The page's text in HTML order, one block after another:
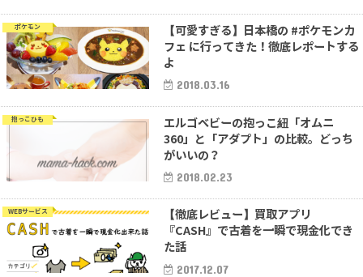
ポケモン
【可愛すぎる】日本橋の #ポケモンカ
フェ に行ってきた！徹底レポートする
よ
2018.03.16
抱っこひも
エルゴベビーの抱っこ紐「オムニ
360」と「アダプト」の比較。どっち
がいいの？
2018.02.23
WEBサービス
【徹底レビュー】買取アプリ
『CASH』で古着を一瞬で現金化でき
た話
2017.12.07